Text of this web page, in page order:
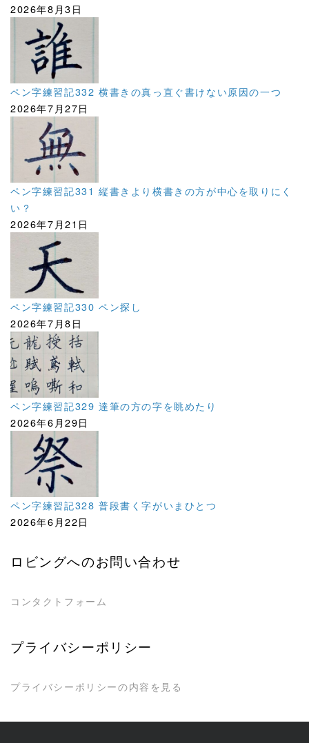
2026年8月3日
ペン字練習記332 横書きの真っ直ぐ書けない原因の一つ
2026年7月27日
ペン字練習記331 縦書きより横書きの方が中心を取りにく
い？
2026年7月21日
ペン字練習記330 ペン探し
2026年7月8日
ペン字練習記329 達筆の方の字を眺めたり
2026年6月29日
ペン字練習記328 普段書く字がいまひとつ
2026年6月22日
ロビングへのお問い合わせ
コンタクトフォーム
プライバシーポリシー
プライバシーポリシーの内容を見る